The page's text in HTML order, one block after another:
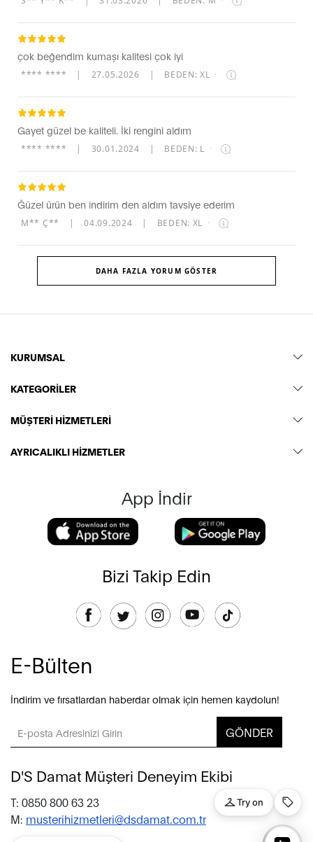
çok beğendim kumaşı kalitesi çok iyi
**** **** | 27.05.2026 | BEDEN: XL ·
Gayet güzel be kaliteli. İki rengini aldım
**** **** | 30.01.2024 | BEDEN: L ·
Ğüzel ürün ben indirim den aldım tavsiye ederim
M** Ç** | 04.09.2024 | BEDEN: XL ·
DAHA FAZLA YORUM GÖSTER
KURUMSAL
KATEGORİLER
MÜŞTERİ HİZMETLERİ
AYRICALIKLI HİZMETLER
App İndir
Bizi Takip Edin
E-Bülten
İndirim ve fırsatlardan haberdar olmak için hemen kaydolun!
GÖNDER
D'S Damat Müşteri Deneyim Ekibi
T: 0850 800 63 23
M: musterihizmetleri@dsdamat.com.tr